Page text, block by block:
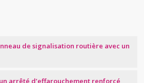
de signalisation routière avec un
arrêté d’effarouchement renforcé